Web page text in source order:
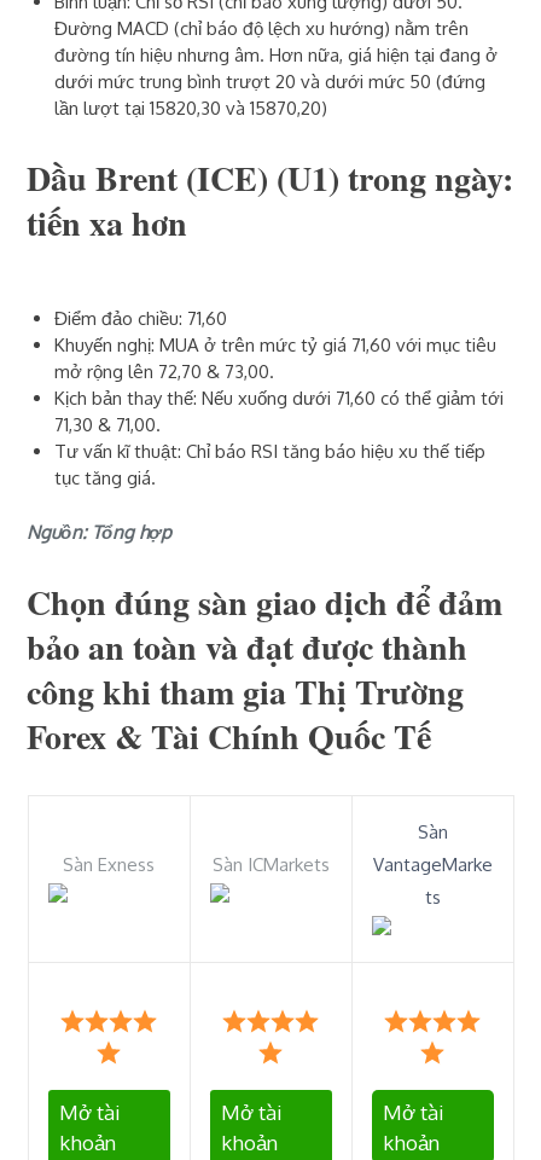
Đường MACD (chỉ báo độ lệch xu hướng) nằm trên
đường tín hiệu nhưng âm. Hơn nữa, giá hiện tại đang ở
dưới mức trung bình trượt 20 và dưới mức 50 (đứng
lần lượt tại 15820,30 và 15870,20)
Dầu Brent (ICE)‎ (U1)‎ trong ngày:
tiến xa hơn
Điểm đảo chiều: 71,60
Khuyến nghị: MUA ở trên mức tỷ giá 71,60 với mục tiêu
mở rộng lên 72,70 & 73,00.
Kịch bản thay thế: Nếu xuống dưới 71,60 có thể giảm tới
71,30 & 71,00.
Tư vấn kĩ thuật: Chỉ báo RSI tăng báo hiệu xu thế tiếp
tục tăng giá.
Nguồn: Tổng hợp
Chọn đúng sàn giao dịch để đảm
bảo an toàn và đạt được thành
công khi tham gia Thị Trường
Forex & Tài Chính Quốc Tế
Sàn Exness Sàn ICMarkets
Sàn
VantageMarke
ts
Mở tài
khoản
Mở tài
khoản
Mở tài
khoản